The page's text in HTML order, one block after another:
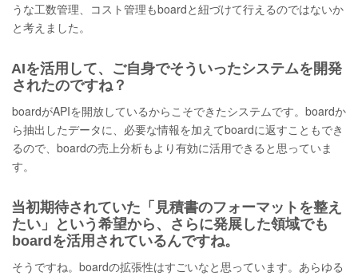
うな工数管理、コスト管理もboardと紐づけて行えるのではないか
と考えました。
AIを活用して、ご自身でそういったシステムを開発
されたのですね？
boardがAPIを開放しているからこそできたシステムです。boardか
ら抽出したデータに、必要な情報を加えてboardに返すこともでき
るので、boardの売上分析もより有効に活用できると思っていま
す。
当初期待されていた「見積書のフォーマットを整え
たい」という希望から、さらに発展した領域でも
boardを活用されているんですね。
そうですね。boardの拡張性はすごいなと思っています。あらゆる